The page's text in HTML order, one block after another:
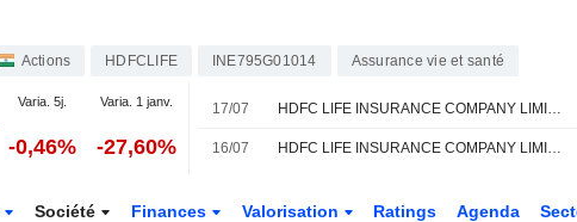
Actions HDFCLIFE INE795G01014 Assurance vie et santé
Varia. 5j. Varia. 1 janv.
-0,46% -27,60%
17/07 HDFC LIFE INSURANCE COMPANY LIMITED : Nomura revoit son opinion à la hausse
16/07 HDFC LIFE INSURANCE COMPANY LIMITED : Jefferies & Co. persiste à l'achat
Société Finances Valorisation Ratings Agenda